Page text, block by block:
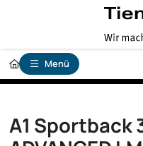
Menü
A1 Sportback